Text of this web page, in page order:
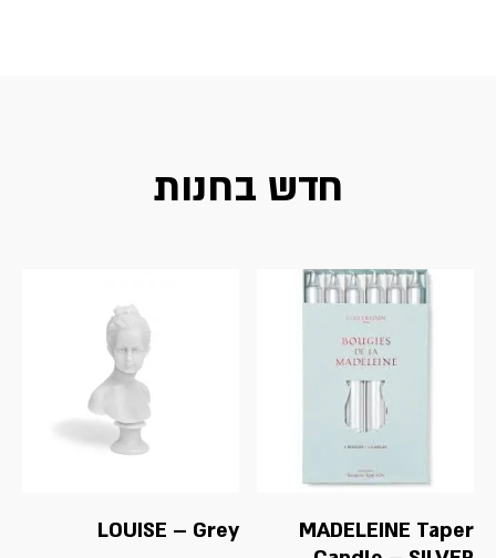
חדש בחנות
MADELEINE Taper
LOUISE – Grey